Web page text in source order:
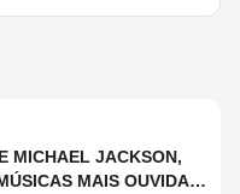
MICHAEL JACKSON,
MAIS OUVIDAS